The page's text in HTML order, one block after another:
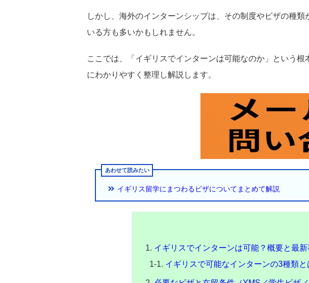
しかし、海外のインターンシップは、その制度やビザの種
いる方も多いかもしれません。
ここでは、「イギリスでインターンは可能なのか」という
にわかりやすく整理し解説します。
イギリス留学にまつわるビザについてまとめて解説
イギリスでインターンは可能？概要と最
イギリスで可能なインターンの3種類と